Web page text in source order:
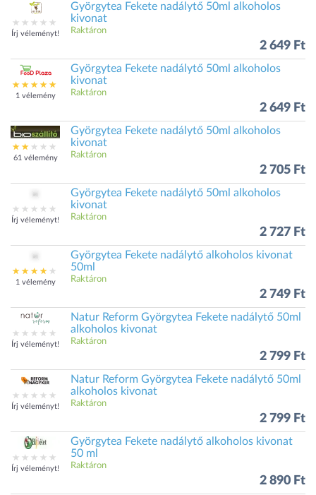
Írj véleményt!
Györgytea Fekete nadálytő 50ml alkoholos
kivonat
Raktáron
2 649 Ft
1 vélemény
Györgytea Fekete nadálytő 50ml alkoholos
kivonat
Raktáron
2 649 Ft
61 vélemény
Györgytea Fekete nadálytő 50ml alkoholos
kivonat
Raktáron
2 705 Ft
Írj véleményt!
Györgytea Fekete nadálytő 50ml alkoholos
kivonat
Raktáron
2 727 Ft
1 vélemény
Györgytea Fekete nadálytő alkoholos kivonat
50ml
Raktáron
2 749 Ft
Írj véleményt!
Natur Reform Györgytea Fekete nadálytő 50ml
alkoholos kivonat
Raktáron
2 799 Ft
Írj véleményt!
Natur Reform Györgytea Fekete nadálytő 50ml
alkoholos kivonat
Raktáron
2 799 Ft
Írj véleményt!
Györgytea Fekete nadálytő alkoholos kivonat
50 ml
Raktáron
2 890 Ft